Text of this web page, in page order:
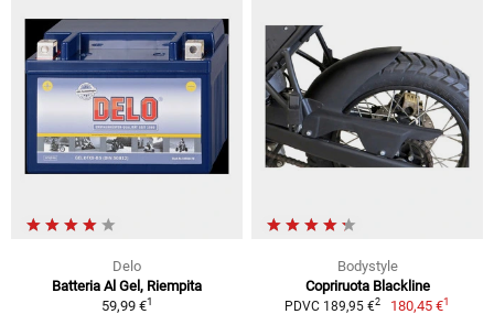
Delo
Batteria Al Gel, Riempita
59,99 €1
Bodystyle
Copriruota Blackline
PDVC 189,95 €2 180,45 €1